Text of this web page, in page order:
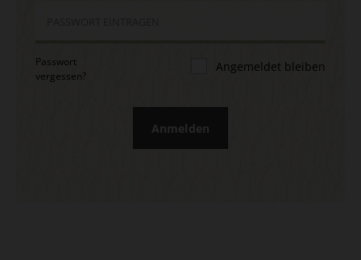
Passwort
vergessen?
Angemeldet bleiben
Anmelden